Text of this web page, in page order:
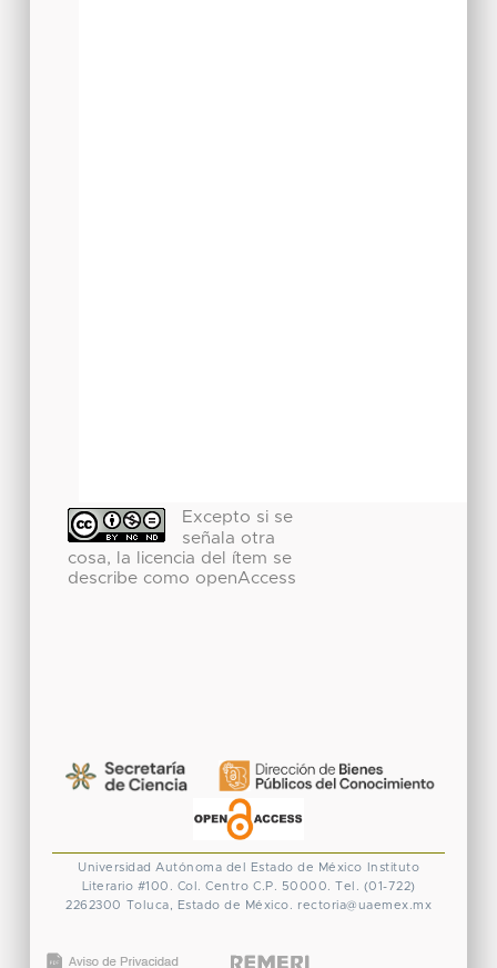
Excepto si se
señala otra
cosa, la licencia del ítem se
describe como openAccess
Universidad Autónoma del Estado de México
Instituto
Literario #100. Col. Centro C.P. 50000. Tel. (01-722)
2262300 Toluca, Estado de México. rectoria@uaemex.mx